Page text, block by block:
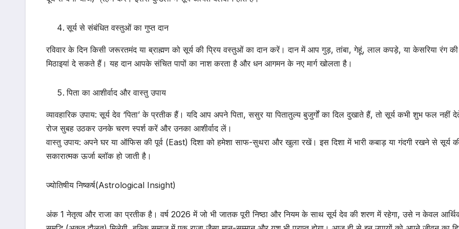
सूर्य से संबंधित वस्तुओं का गुप्त दान
रविवार के दिन किसी जरूरतमंद या ब्राह्मण को सूर्य की प्रिय वस्तुओं का दान करें। दान में आप गुड़, तांबा, गेहूं, लाल कपड़े, या केसरिया रंग की
मिठाइयां दे सकते हैं। यह दान आपके संचित पापों का नाश करता है और धन आगमन के नए मार्ग खोलता है।
पिता का आशीर्वाद और वास्तु उपाय
व्यावहारिक उपाय: सूर्य देव ‘पिता’ के प्रतीक हैं। यदि आप अपने पिता, ससुर या पितातुल्य बुजुर्गों का दिल दुखाते हैं, तो सूर्य कभी शुभ फल नहीं
रोज सुबह उठकर उनके चरण स्पर्श करें और उनका आशीर्वाद लें।
वास्तु उपाय: अपने घर या ऑफिस की पूर्व (East) दिशा को हमेशा साफ-सुथरा और खुला रखें। इस दिशा में भारी कबाड़ या गंदगी रखने से सूर्य
सकारात्मक ऊर्जा ब्लॉक हो जाती है।
ज्योतिषीय निष्कर्ष(Astrological Insight)
अंक 1 नेतृत्व और राजा का प्रतीक है। वर्ष 2026 में जो भी जातक पूरी निष्ठा और नियम के साथ सूर्य देव की शरण में रहेगा, उसे न केवल